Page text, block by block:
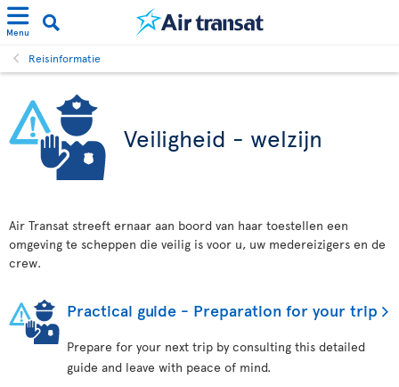
Menu
Reisinformatie
Veiligheid - welzijn
Air Transat streeft ernaar aan boord van haar toestellen een
omgeving te scheppen die veilig is voor u, uw medereizigers en de
crew.
Practical guide - Preparation for your trip
Prepare for your next trip by consulting this detailed
guide and leave with peace of mind.